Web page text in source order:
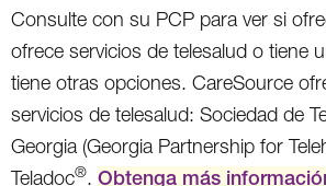
Consulte con su PCP para ver si
ofrece servicios de telesalud o tiene
tiene otras opciones. CareSource
servicios de telesalud: Sociedad de
Georgia (Georgia Partnership for
Teladoc®. Obtenga más